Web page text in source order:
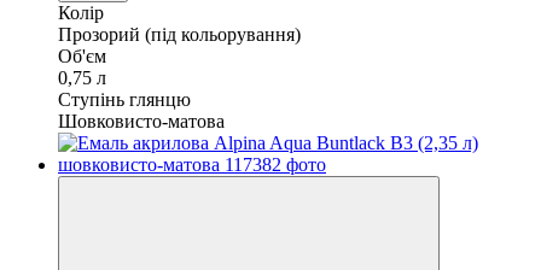
Колір
Прозорий (під кольорування)
Об'єм
0,75 л
Ступінь глянцю
Шовковисто-матова